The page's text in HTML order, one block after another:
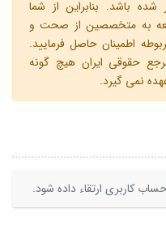
باشد. بنابراین از شما
به متخصصین از صحت و
اطمینان حاصل فرمایید.
حقوقی ایران هیچ گونه
نمی گیرد.
کاربری ارتقاء داده شود.